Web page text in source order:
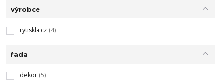
výrobce
rytiskla.cz (4)
řada
dekor (5)